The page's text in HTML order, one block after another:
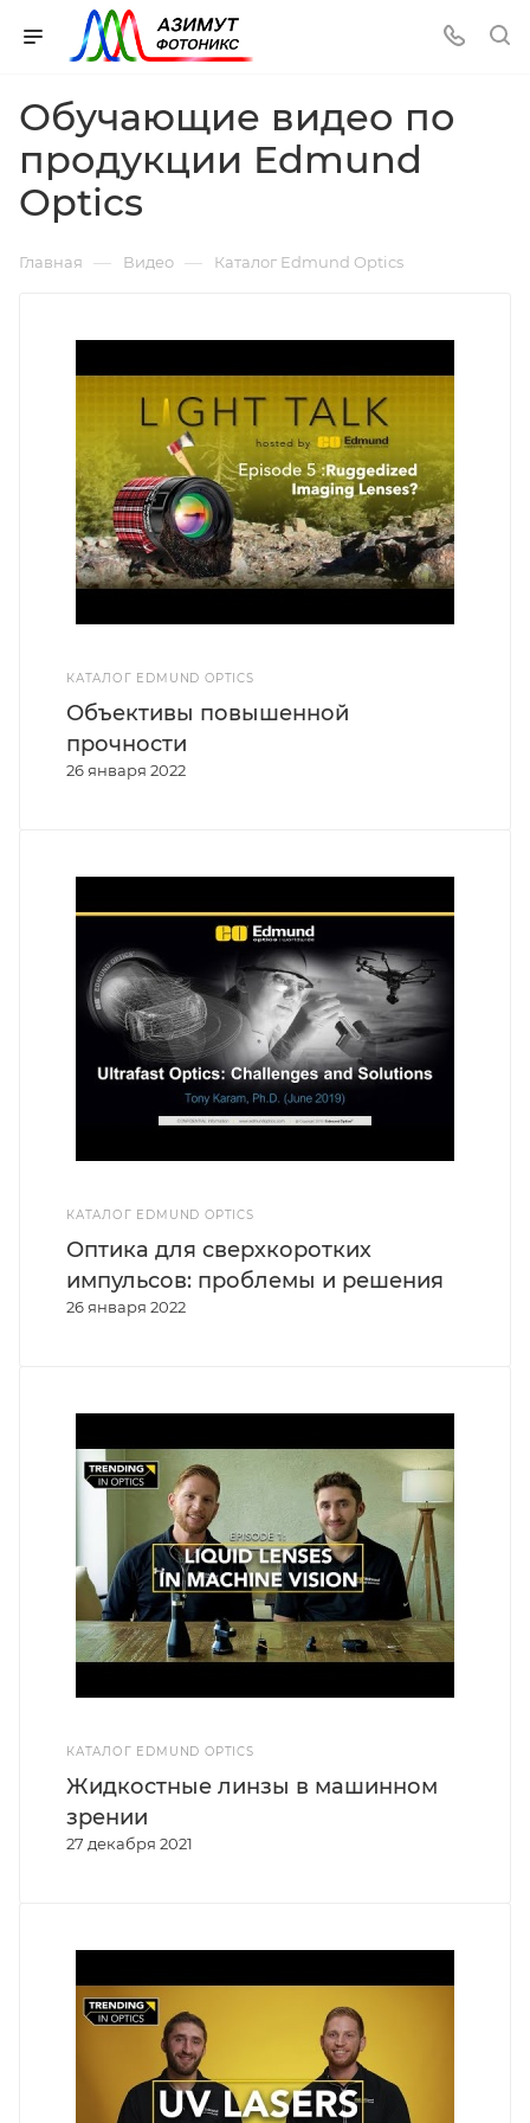
Обучающие видео по
продукции Edmund
Optics
Главная — Видео — Каталог Edmund Optics
КАТАЛОГ EDMUND OPTICS
26 января 2022
Объективы повышенной
прочности
КАТАЛОГ EDMUND OPTICS
26 января 2022
Оптика для сверхкоротких
импульсов: проблемы и решения
КАТАЛОГ EDMUND OPTICS
27 декабря 2021
Жидкостные линзы в машинном
зрении